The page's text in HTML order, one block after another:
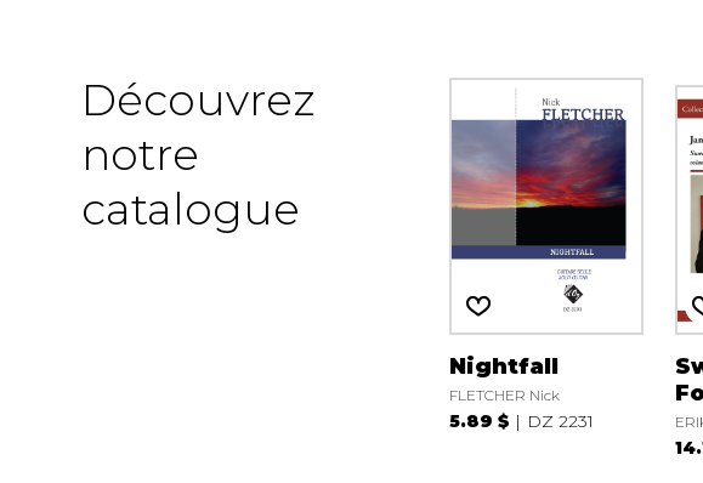
Découvrez
notre
catalogue
Nightfall
FLETCHER Nick
5.89 $ DZ 2231